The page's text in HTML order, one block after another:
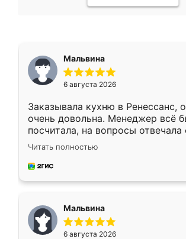
Мальвина
6 августа 2026
Заказывала кухню в Ренессанс,
очень довольна. Менеджер всё
посчитала, на вопросы отвечала
Замерщик приехал в субботу,
делу со всей ответственностью.
за день, ребята работали
Читать полностью
Мальвина
6 августа 2026